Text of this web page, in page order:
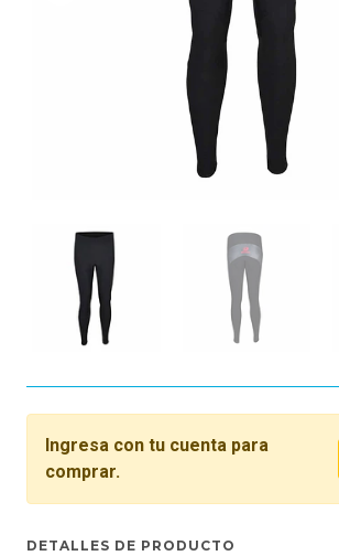
Ingresa con tu cuenta para
comprar.
DETALLES DE PRODUCTO